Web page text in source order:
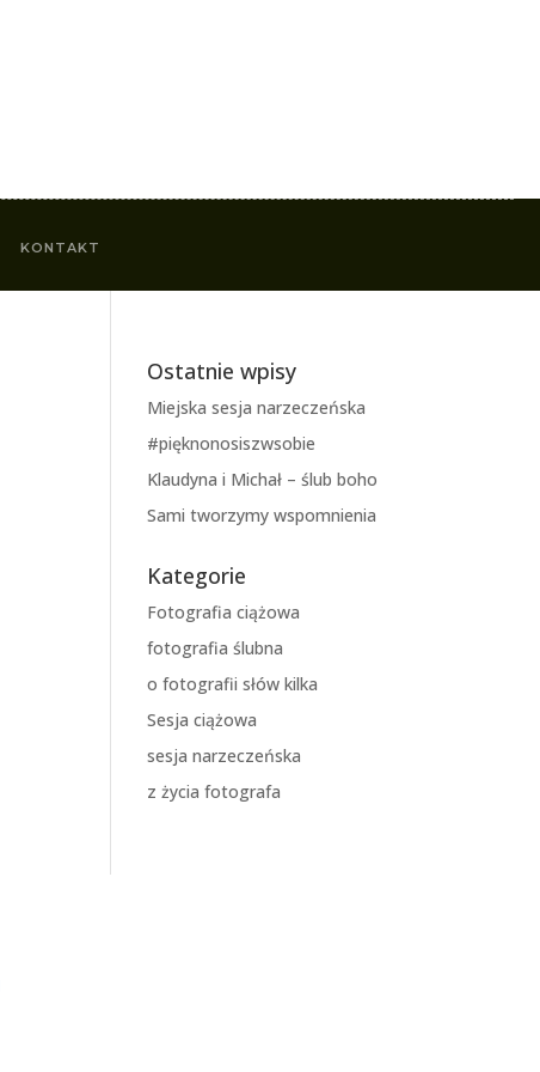
KONTAKT
Ostatnie wpisy
Miejska sesja narzeczeńska
#pięknonosiszwsobie
Klaudyna i Michał – ślub boho
Sami tworzymy wspomnienia
Kategorie
Fotografia ciążowa
fotografia ślubna
o fotografii słów kilka
Sesja ciążowa
sesja narzeczeńska
z życia fotografa